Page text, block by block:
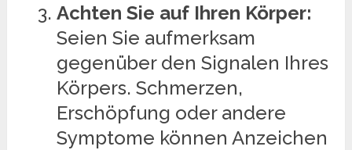
Achten Sie auf Ihren Körper:
Seien Sie aufmerksam
gegenüber den Signalen Ihres
Körpers. Schmerzen,
Erschöpfung oder andere
Symptome können Anzeichen